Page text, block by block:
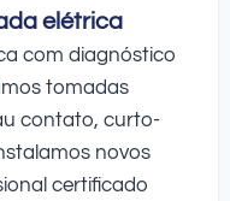
elétrica
com diagnóstico
tomadas
contato, curto-
novos
certificado